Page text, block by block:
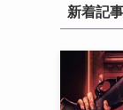
新着記事